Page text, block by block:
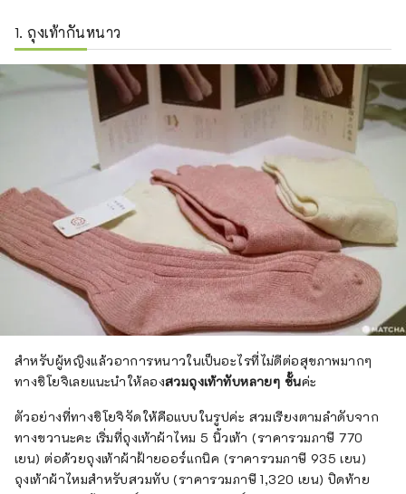
1. ถุงเท้ากันหนาว
สำหรับผู้หญิงแล้วอาการหนาวในเป็นอะไรที่ไม่ดีต่อสุขภาพมากๆ
ทางชิโยจิเลยแนะนำให้ลองสวมถุงเท้าทับหลายๆ ชั้นค่ะ
ตัวอย่างที่ทางชิโยจิจัดให้คือแบบในรูปค่ะ สวมเรียงตามลำดับจาก
ทางขวานะคะ เริ่มที่ถุงเท้าผ้าไหม 5 นิ้วเท้า (ราคารวมภาษี 770
เยน) ต่อด้วยถุงเท้าผ้าฝ้ายออร์แกนิค (ราคารวมภาษี 935 เยน)
ถุงเท้าผ้าไหมสำหรับสวมทับ (ราคารวมภาษี 1,320 เยน) ปิดท้าย